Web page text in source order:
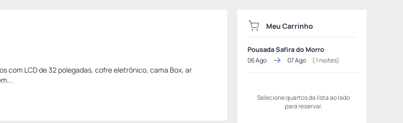
com LCD de 32 polegadas, cofre eletrônico, cama Box, ar
Meu Carrinho
Pousada Safira do Morro
06 Ago 07 Ago (1noites)
Selecione quartos da lista ao lado
para reservar.